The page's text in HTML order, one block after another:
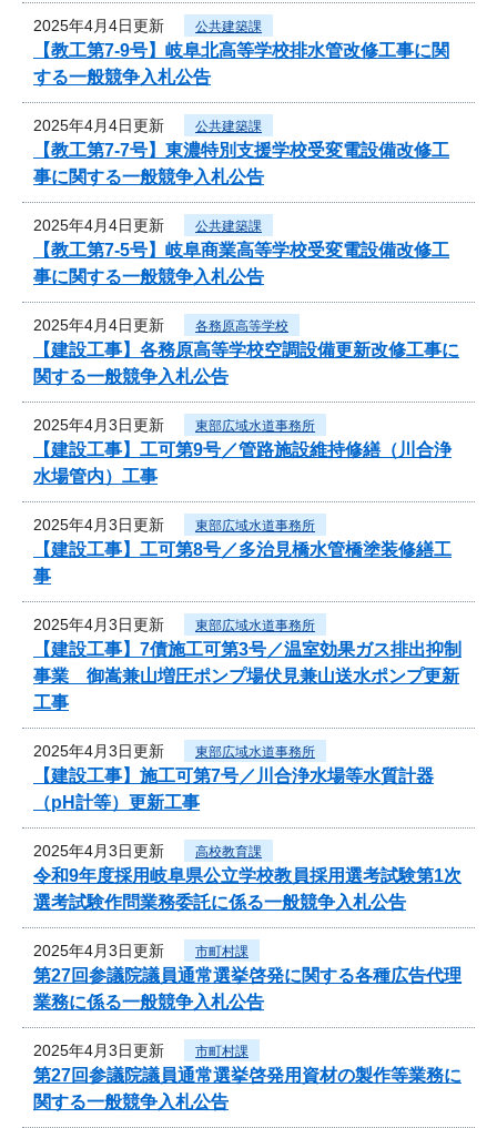
2025年4月4日更新 公共建築課
【教工第7-9号】岐阜北高等学校排水管改修工事に関
する一般競争入札公告
2025年4月4日更新 公共建築課
【教工第7-7号】東濃特別支援学校受変電設備改修工
事に関する一般競争入札公告
2025年4月4日更新 公共建築課
【教工第7-5号】岐阜商業高等学校受変電設備改修工
事に関する一般競争入札公告
2025年4月4日更新 各務原高等学校
【建設工事】各務原高等学校空調設備更新改修工事に
関する一般競争入札公告
2025年4月3日更新 東部広域水道事務所
【建設工事】工可第9号／管路施設維持修繕（川合浄
水場管内）工事
2025年4月3日更新 東部広域水道事務所
【建設工事】工可第8号／多治見橋水管橋塗装修繕工
事
2025年4月3日更新 東部広域水道事務所
【建設工事】7債施工可第3号／温室効果ガス排出抑制
事業 御嵩兼山増圧ポンプ場伏見兼山送水ポンプ更新
工事
2025年4月3日更新 東部広域水道事務所
【建設工事】施工可第7号／川合浄水場等水質計器
（pH計等）更新工事
2025年4月3日更新 高校教育課
令和9年度採用岐阜県公立学校教員採用選考試験第1次
選考試験作問業務委託に係る一般競争入札公告
2025年4月3日更新 市町村課
第27回参議院議員通常選挙啓発に関する各種広告代理
業務に係る一般競争入札公告
2025年4月3日更新 市町村課
第27回参議院議員通常選挙啓発用資材の製作等業務に
関する一般競争入札公告